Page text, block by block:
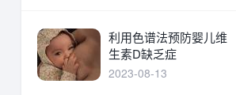
利用色谱法预防婴儿维
生素D缺乏症
2023-08-13